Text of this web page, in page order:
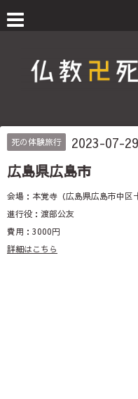
死の体験旅行 2023-07-
広島県広島市
会場：本覚寺（広島県広島市中区
進行役：渡部公友
費用：3000円
詳細はこちら